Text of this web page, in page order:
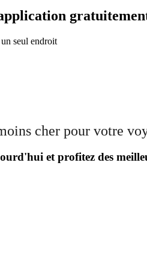
seul endroit
cher pour votre
et profitez des